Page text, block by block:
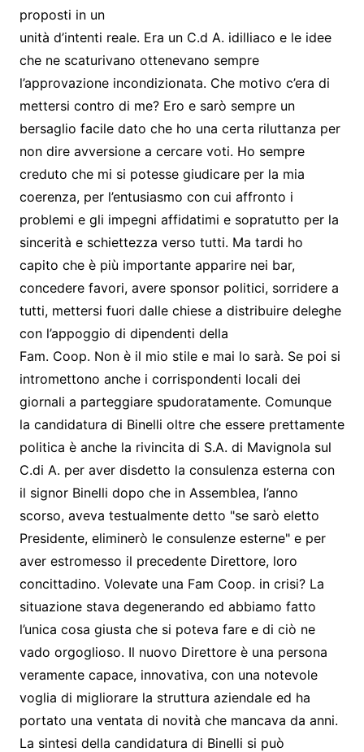
proposti in un
unità d’intenti reale. Era un C.d A. idilliaco e le idee
che ne scaturivano ottenevano sempre
l’approvazione incondizionata. Che motivo c’era di
mettersi contro di me? Ero e sarò sempre un
bersaglio facile dato che ho una certa riluttanza per
non dire avversione a cercare voti. Ho sempre
creduto che mi si potesse giudicare per la mia
coerenza, per l’entusiasmo con cui affronto i
problemi e gli impegni affidatimi e sopratutto per la
sincerità e schiettezza verso tutti. Ma tardi ho
capito che è più importante apparire nei bar,
concedere favori, avere sponsor politici, sorridere a
tutti, mettersi fuori dalle chiese a distribuire deleghe
con l’appoggio di dipendenti della
Fam. Coop. Non è il mio stile e mai lo sarà. Se poi si
intromettono anche i corrispondenti locali dei
giornali a parteggiare spudoratamente. Comunque
la candidatura di Binelli oltre che essere prettamente
politica è anche la rivincita di S.A. di Mavignola sul
C.di A. per aver disdetto la consulenza esterna con
il signor Binelli dopo che in Assemblea, l’anno
scorso, aveva testualmente detto "se sarò eletto
Presidente, eliminerò le consulenze esterne" e per
aver estromesso il precedente Direttore, loro
concittadino. Volevate una Fam Coop. in crisi? La
situazione stava degenerando ed abbiamo fatto
l’unica cosa giusta che si poteva fare e di ciò ne
vado orgoglioso. Il nuovo Direttore è una persona
veramente capace, innovativa, con una notevole
voglia di migliorare la struttura aziendale ed ha
portato una ventata di novità che mancava da anni.
La sintesi della candidatura di Binelli si può